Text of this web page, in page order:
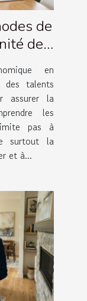
de
des
en
des talents
assurer la
les
pas à
surtout la
et à...